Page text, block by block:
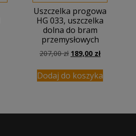
Uszczelka progowa
HG 033, uszczelka
dolna do bram
przemysłowych
207,00zł Pierwotna
wynosiła:
207,00 zł.
189,00 złAktualna
wynosi:
189,00 zł.
Dodaj do koszyka